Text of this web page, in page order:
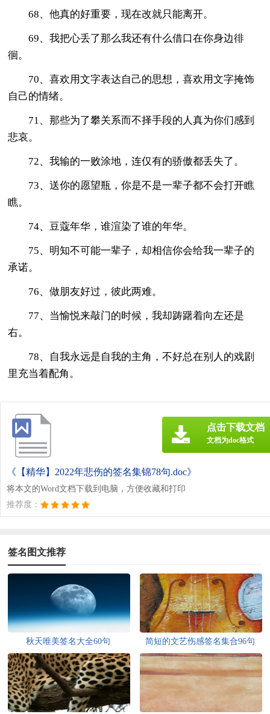
68、他真的好重要，现在改就只能离开。
69、我把心丢了那么我还有什么借口在你身边徘
徊。
70、喜欢用文字表达自己的思想，喜欢用文字掩饰
自己的情绪。
71、那些为了攀关系而不择手段的人真为你们感到
悲哀。
72、我输的一败涂地，连仅有的骄傲都丢失了。
73、送你的愿望瓶，你是不是一辈子都不会打开瞧
瞧。
74、豆蔻年华，谁渲染了谁的年华。
75、明知不可能一辈子，却相信你会给我一辈子的
承诺。
76、做朋友好过，彼此两难。
77、当愉悦来敲门的时候，我却踌躇着向左还是
右。
78、自我永远是自我的主角，不好总在别人的戏剧
里充当着配角。
《【精华】2022年悲伤的签名集锦78句.doc》
将本文的Word文档下载到电脑，方便收藏和打印
推荐度：
点击下载文档
文档为doc格式
签名图文推荐
秋天唯美签名大全60句 简短的文艺伤感签名集合96句